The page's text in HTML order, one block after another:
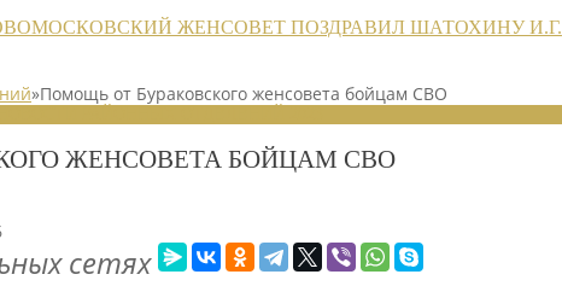
ЖЕНСОВЕТ ПОЗДРАВИЛ ШАТОХИНУ И.Г.
»Помощь от Бураковского женсовета бойцам СВО
ЖЕНСОВЕТА БОЙЦАМ СВО
сетях